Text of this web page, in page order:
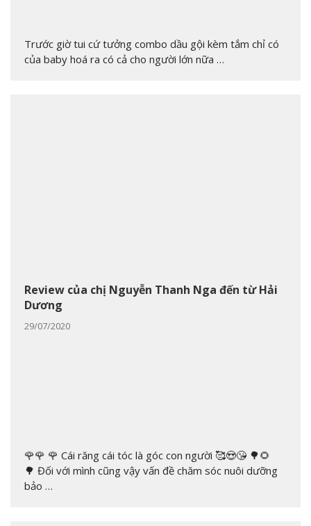
Trước giờ tui cứ tưởng combo dầu gội kèm tắm chỉ có
của baby hoá ra có cả cho người lớn nữa …
Review của chị Nguyễn Thanh Nga đến từ Hải
Dương
29/07/2020
🌹🌹 🌹 Cái răng cái tóc là góc con người 🥰😍😘 🌳🌻
🌳 Đối với mình cũng vậy vấn đề chăm sóc nuôi dưỡng
bảo …